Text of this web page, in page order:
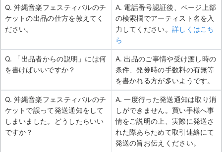
Q. 沖縄音楽フェスティバルのチ
ケットの出品の仕方を教えてく
ださい。
A. 電話番号認証後、ページ上部
の検索欄でアーティスト名を入
力してください。 詳しくはこち
ら
Q. 「出品者からの説明」には何
を書けばいいですか？
A. 出品のご事情や受け渡し時の
条件、発券時の手数料の有無等
を書かれる方が多いようです。
Q. 沖縄音楽フェスティバルのチ
ケットで誤って発送通知をして
しまいました。どうしたらいい
ですか？
A. 一度行った発送通知は取り消
しができません。買い手様へ事
情をご説明の上、実際に発送さ
れた際あらためて取引連絡にて
発送の旨お伝えください。